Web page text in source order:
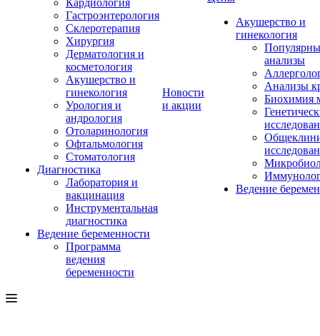
Кардиология
Гастроэнтерология
Склеротерапия
Хирургия
Дерматология и
косметология
Акушерство и
гинекология
Урология и
андрология
Отоларинология
Офтальмология
Стоматология
Диагностика
Лаборатория и
вакцинация
Инструментальная
диагностика
Ведение беременности
Программа
ведения
беременности
Новости
и акции
Акушерство и
гинекология
анализы
Анализы
Биохимия
Ведение